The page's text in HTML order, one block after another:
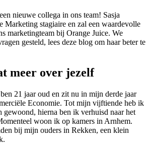
nieuwe collega in ons team! Sasja
Marketing stagiaire en zal een waardevolle
marketingteam bij Orange Juice. We
gesteld, lees deze blog om haar beter te
meer over jezelf
21 jaar oud en zit nu in mijn derde jaar
Economie. Tot mijn vijftiende heb ik
gewoond, hierna ben ik verhuisd naar het
woon ik op kamers in Arnhem.
bij mijn ouders in Rekken, een klein